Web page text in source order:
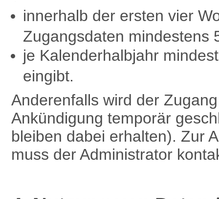
innerhalb der ersten vier
Zugangsdaten mindestens
je Kalenderhalbjahr
eingibt.
Anderenfalls wird der
Ankündigung temporär
bleiben dabei erhalten). Zur
muss der Administrator